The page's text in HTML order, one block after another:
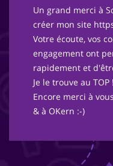
Un grand merci à
créer mon site
Votre écoute, vos
engagement ont
rapidement et
Je le trouve au
Encore merci à
& à OKern :-)